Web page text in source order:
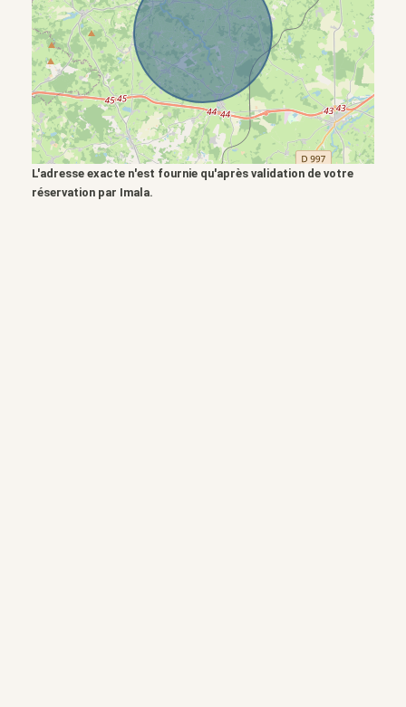
L'adresse exacte n'est fournie qu'après validation de votre
réservation par Imala.